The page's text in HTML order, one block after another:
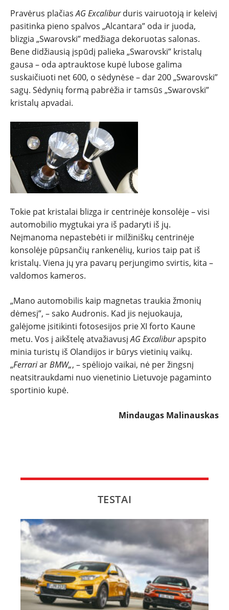
Pravėrus plačiasAG Excaliburduris vairuotoją ir keleivį
pasitinka pieno spalvos „Alcantara” oda ir juoda,
blizgia „Swarovski” medžiaga dekoruotas salonas.
Bene didžiausią įspūdį palieka „Swarovski” kristalų
gausa – oda aptrauktose kupė lubose galima
suskaičiuoti net 600, o sėdynėse – dar 200 „Swarovski”
sagų. Sėdynių formą pabrėžia ir tamsūs „Swarovski”
kristalų apvadai.
Tokie pat kristalai blizga ir centrinėje konsolėje – visi
automobilio mygtukai yra iš padaryti iš jų.
Neįmanoma nepastebėti ir milžiniškų centrinėje
konsolėje pūpsančių rankenėlių, kurios taip pat iš
kristalų. Viena jų yra pavarų perjungimo svirtis, kita –
valdomos kameros.
„Mano automobilis kaip magnetas traukia žmonių
dėmesį”, – sako Audronis. Kad jis nejuokauja,
galėjome įsitikinti fotosesijos prie XI forto Kaune
metu. Vos į aikštelę atvažiavusįAG Excaliburapspito
minia turistų iš Olandijos ir būrys vietinių vaikų.
„FerrariarBMW„, – spėliojo vaikai, nė per žingsnį
neatsitraukdami nuo vienetinio Lietuvoje pagaminto
sportinio kupė.
Mindaugas Malinauskas
TESTAI